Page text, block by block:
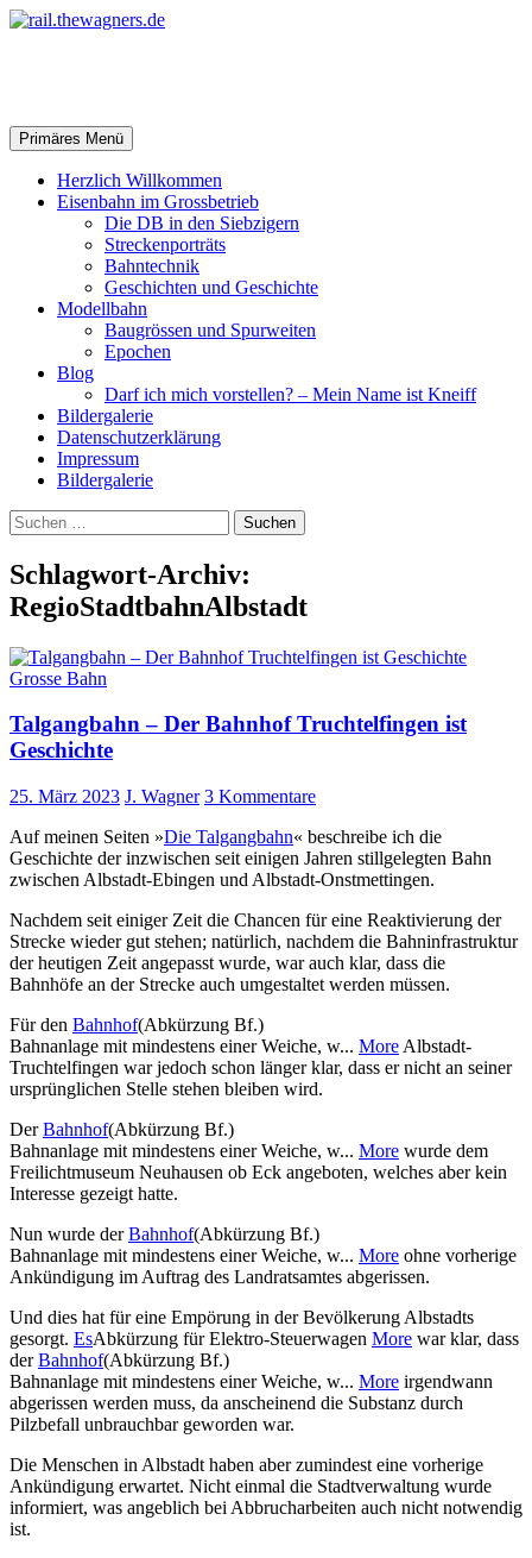
Zum
Suchen
Primäres Menü
Herzlich Willkommen
Eisenbahn im Grossbetrieb
Die DB in den Siebzigern
Streckenporträts
Bahntechnik
Geschichten und Geschichte
Modellbahn
Baugrössen und Spurweiten
Epochen
Blog
Darf ich mich vorstellen? – Mein Name ist Kneiff
Bildergalerie
Datenschutzerklärung
Impressum
Bildergalerie
Suchen
nach:
Schlagwort-Archiv:
RegioStadtbahnAlbstadt
Grosse Bahn
Talgangbahn – Der Bahnhof Truchtelfingen ist
Geschichte
25. März 2023 J. Wagner 3 Kommentare
Auf meinen Seiten »Die Talgangbahn« beschreibe ich die
Geschichte der inzwischen seit einigen Jahren stillgelegten Bahn
zwischen Albstadt-Ebingen und Albstadt-Onstmettingen.
Nachdem seit einiger Zeit die Chancen für eine Reaktivierung der
Strecke wieder gut stehen; natürlich, nachdem die Bahninfrastruktur
der heutigen Zeit angepasst wurde, war auch klar, dass die
Bahnhöfe an der Strecke auch umgestaltet werden müssen.
Für den Bahnhof(Abkürzung Bf.)
Bahnanlage mit mindestens einer Weiche, w... More Albstadt-
Truchtelfingen war jedoch schon länger klar, dass er nicht an seiner
ursprünglichen Stelle stehen bleiben wird.
DerBahnhof(Abkürzung Bf.)
Bahnanlage mit mindestens einer Weiche, w... More wurde dem
Freilichtmuseum Neuhausen ob Eck angeboten, welches aber kein
Interesse gezeigt hatte.
Nun wurde derBahnhof(Abkürzung Bf.)
Bahnanlage mit mindestens einer Weiche, w... More ohne vorherige
Ankündigung im Auftrag des Landratsamtes abgerissen.
Und dies hat für eine Empörung in der Bevölkerung Albstadts
gesorgt. EsAbkürzung für Elektro-Steuerwagen More war klar, dass
derBahnhof(Abkürzung Bf.)
Bahnanlage mit mindestens einer Weiche, w... More irgendwann
abgerissen werden muss, da anscheinend die Substanz durch
Pilzbefall unbrauchbar geworden war.
Die Menschen in Albstadt haben aber zumindest eine vorherige
Ankündigung erwartet. Nicht einmal die Stadtverwaltung wurde
informiert, was angeblich bei Abbrucharbeiten auch nicht notwendig
ist.